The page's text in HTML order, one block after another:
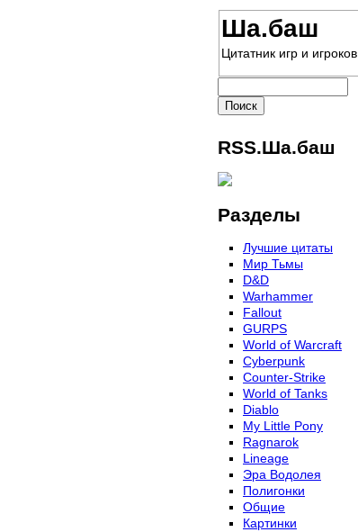
Ша.баш
Цитатник игр и игроков
RSS.Ша.баш
Разделы
Лучшие цитаты
Мир Тьмы
D&D
Warhammer
Fallout
GURPS
World of Warcraft
Сyberpunk
Counter-Strike
World of Tanks
Diablo
My Little Pony
Ragnarok
Lineage
Эра Водолея
Полигонки
Общие
Картинки